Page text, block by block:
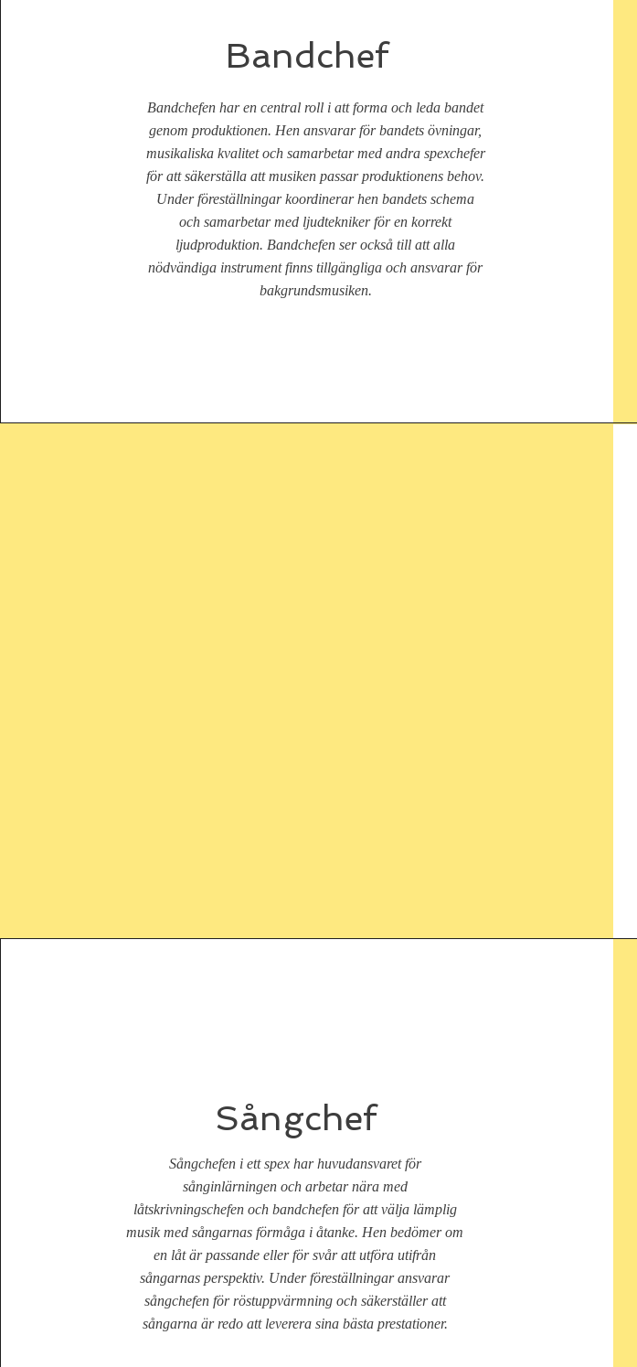
Bandchef
Bandchefen har en central roll i att forma och leda bandet
genom produktionen. Hen ansvarar för bandets övningar,
musikaliska kvalitet och samarbetar med andra spexchefer
för att säkerställa att musiken passar produktionens behov.
Under föreställningar koordinerar hen bandets schema
och samarbetar med ljudtekniker för en korrekt
ljudproduktion. Bandchefen ser också till att alla
nödvändiga instrument finns tillgängliga och ansvarar för
bakgrundsmusiken.
Sångchef
Sångchefen i ett spex har huvudansvaret för
sånginlärningen och arbetar nära med
låtskrivningschefen och bandchefen för att välja lämplig
musik med sångarnas förmåga i åtanke. Hen bedömer om
en låt är passande eller för svår att utföra utifrån
sångarnas perspektiv. Under föreställningar ansvarar
sångchefen för röstuppvärmning och säkerställer att
sångarna är redo att leverera sina bästa prestationer.